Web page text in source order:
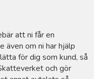
att ni får en
även om ni har hjälp
för dig som kund, så
och gör